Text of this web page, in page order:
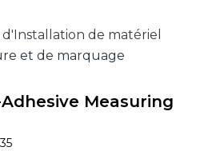
d'Installation de matériel
et de marquage
Measuring